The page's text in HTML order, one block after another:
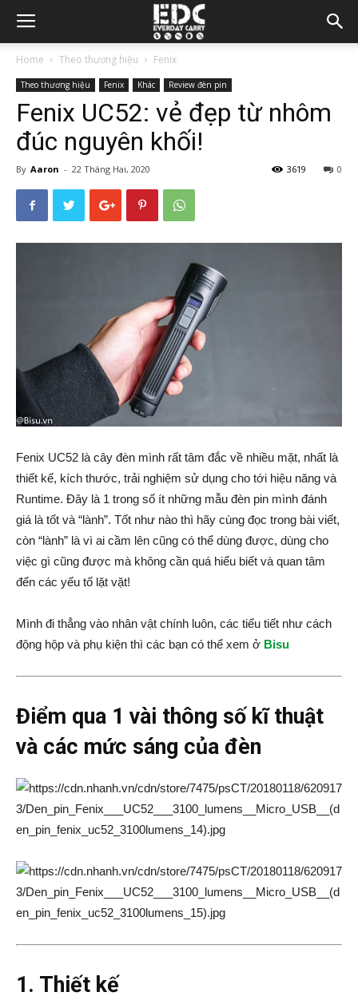
Home Theo thương hiệu Fenix
Theo thương hiệu Fenix Khác Review đèn pin
Fenix UC52: vẻ đẹp từ nhôm
đúc nguyên khối!
By Aaron - 22 Tháng Hai, 2020 0
3619
Fenix UC52 là cây đèn mình rất tâm đắc về nhiều mặt, nhất là
thiết kế, kích thước, trải nghiệm sử dụng cho tới hiệu năng và
Runtime. Đây là 1 trong số ít những mẫu đèn pin mình đánh
giá là tốt và “lành”. Tốt như nào thì hãy cùng đọc trong bài viết,
còn “lành” là vì ai cầm lên cũng có thể dùng được, dùng cho
việc gì cũng được mà không cần quá hiểu biết và quan tâm
đến các yếu tố lặt vặt!
Mình đi thẳng vào nhân vật chính luôn, các tiểu tiết như cách
động hộp và phụ kiện thì các bạn có thể xem ở Bisu
Điểm qua 1 vài thông số kĩ thuật
và các mức sáng của đèn
1. Thiết kế